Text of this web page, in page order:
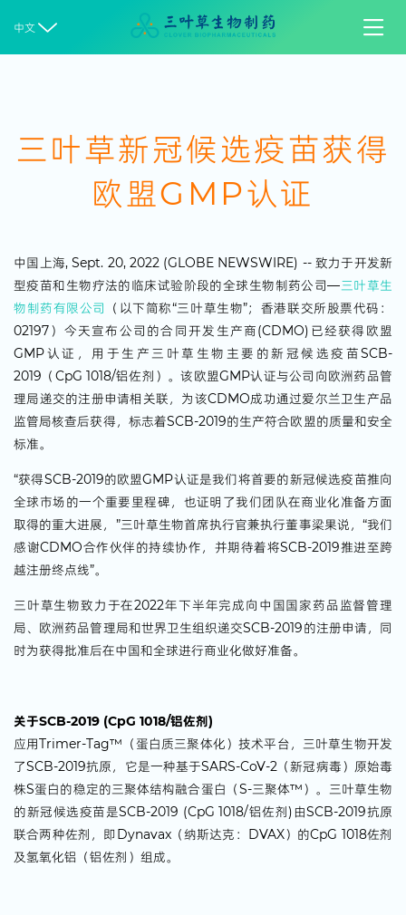

中文 
三叶草新冠候选疫苗获得
欧盟GMP认证
中国上海, Sept. 20, 2022 (GLOBE NEWSWIRE) -- 致力于开发新
型疫苗和生物疗法的临床试验阶段的全球生物制药公司—三叶草生
物制药有限公司
（以下简称“三叶草生物”；香港联交所股票代码：
02197）今天宣布公司的合同开发生产商(CDMO)已经获得欧盟
GMP认证，用于生产三叶草生物主要的新冠候选疫苗SCB-
2019（CpG 1018/铝佐剂）。该欧盟GMP认证与公司向欧洲药品管
理局递交的注册申请相关联，为该CDMO成功通过爱尔兰卫生产品
监管局核查后获得，标志着SCB-2019的生产符合欧盟的质量和安全
标准。
“获得SCB-2019的欧盟GMP认证是我们将首要的新冠候选疫苗推向
全球市场的一个重要里程碑，也证明了我们团队在商业化准备方面
取得的重大进展，”三叶草生物首席执行官兼执行董事梁果说，“我们
感谢CDMO合作伙伴的持续协作，并期待着将SCB-2019推进至跨
越注册终点线”。
三叶草生物致力于在2022年下半年完成向中国国家药品监督管理
局、欧洲药品管理局和世界卫生组织递交SCB-2019的注册申请，同
时为获得批准后在中国和全球进行商业化做好准备。
关于SCB-2019 (CpG 1018/铝佐剂)
应用Trimer-Tag™（蛋白质三聚体化）技术平台，三叶草生物开发
了SCB-2019抗原，它是一种基于SARS-CoV-2（新冠病毒）原始毒
株S蛋白的稳定的三聚体结构融合蛋白（S-三聚体™）。三叶草生物
的新冠候选疫苗是SCB-2019 (CpG 1018/铝佐剂)由SCB-2019抗原
联合两种佐剂，即Dynavax（纳斯达克：DVAX）的CpG 1018佐剂
及氢氧化铝（铝佐剂）组成。